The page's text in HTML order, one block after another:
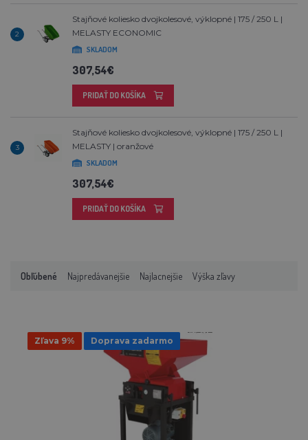
2
Stajňové koliesko dvojkolesové, výklopné | 175 / 250 L |
MELASTY ECONOMIC
SKLADOM
307,54€
PRIDAŤ DO KOŠÍKA
3
Stajňové koliesko dvojkolesové, výklopné | 175 / 250 L |
MELASTY | oranžové
SKLADOM
307,54€
PRIDAŤ DO KOŠÍKA
Obľúbené Najpredávanejšie Najlacnejšie Výška zľavy
Zľava 9% Doprava zadarmo